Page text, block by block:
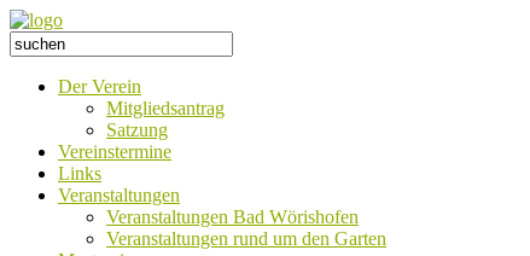
Der Verein
Mitgliedsantrag
Satzung
Vereinstermine
Links
Veranstaltungen
Veranstaltungen Bad Wörishofen
Veranstaltungen rund um den Garten